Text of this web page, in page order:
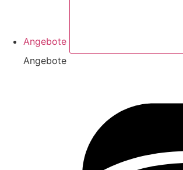
Angebote
Angebote